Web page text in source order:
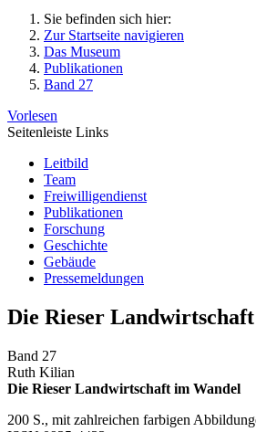
Sie befinden sich hier:
Zur Startseite navigieren
Das Museum
Publikationen
Band 27
Vorlesen
Seitenleiste Links
Leitbild
Team
Freiwilligendienst
Publikationen
Forschung
Geschichte
Gebäude
Pressemeldungen
Die Rieser
Band 27
Ruth Kilian
Die Rieser Landwirtschaft im Wandel
200 S., mit zahlreichen farbigen